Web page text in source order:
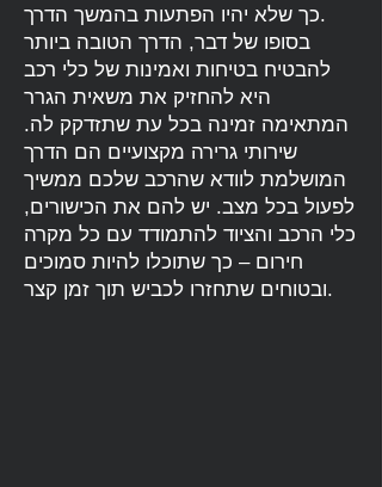
כך שלא יהיו הפתעות בהמשך הדרך.
בסופו של דבר, הדרך הטובה ביותר
להבטיח בטיחות ואמינות של כלי רכב
היא להחזיק את משאית הגרר
המתאימה זמינה בכל עת שתזדקק לה.
שירותי גרירה מקצועיים הם הדרך
המושלמת לוודא שהרכב שלכם ממשיך
לפעול בכל מצב. יש להם את הכישורים,
כלי הרכב והציוד להתמודד עם כל מקרה
חירום – כך שתוכלו להיות סמוכים
ובטוחים שתחזרו לכביש תוך זמן קצר.